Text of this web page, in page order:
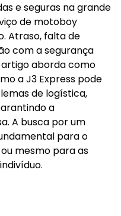
e seguras na grande
de motoboy
Atraso, falta de
com a segurança
aborda como
a J3 Express pode
de logística,
a
A busca por um
para o
mesmo para as